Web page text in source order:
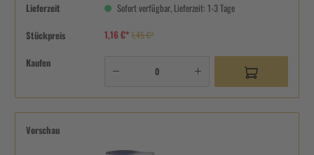
Lieferzeit Sofort verfügbar, Lieferzeit: 1-3 Tage
Stückpreis 1,16 €*1,45 €*
Kaufen
Vorschau